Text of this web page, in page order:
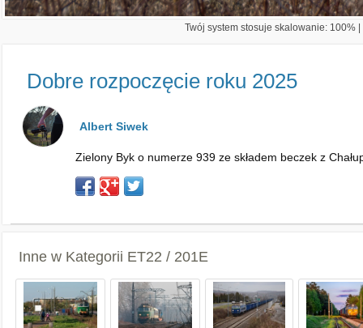
Twój system stosuje skalowanie: 100%
Dobre rozpoczęcie roku 2025
Albert Siwek
Zielony Byk o numerze 939 ze składem beczek z
Inne w Kategorii ET22 / 201E